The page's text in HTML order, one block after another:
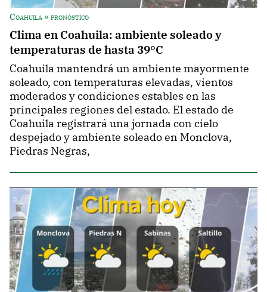
Coahuila » pronóstico
Clima en Coahuila: ambiente soleado y
temperaturas de hasta 39°C
Coahuila mantendrá un ambiente mayormente
soleado, con temperaturas elevadas, vientos
moderados y condiciones estables en las
principales regiones del estado. El estado de
Coahuila registrará una jornada con cielo
despejado y ambiente soleado en Monclova,
Piedras Negras,